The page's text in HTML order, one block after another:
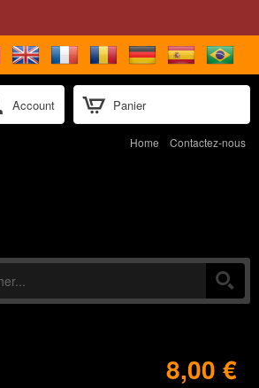
Panier
Account
Home Contactez-nous
8,00 €